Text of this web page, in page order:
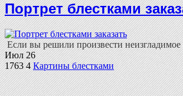
Портрет блестками
Если вы решили произвести неизгладимое
Июл 26
17634 Картины блестками